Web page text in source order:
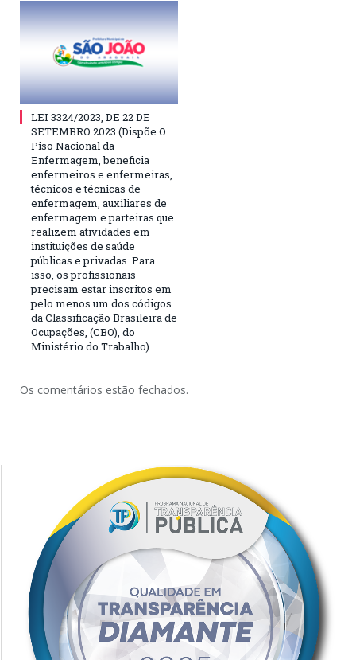
LEI 3324/2023, DE 22 DE
SETEMBRO 2023 (Dispõe O
Piso Nacional da
Enfermagem, beneficia
enfermeiros e enfermeiras,
técnicos e técnicas de
enfermagem, auxiliares de
enfermagem e parteiras que
realizem atividades em
instituições de saúde
públicas e privadas. Para
isso, os profissionais
precisam estar inscritos em
pelo menos um dos códigos
da Classificação Brasileira de
Ocupações, (CBO), do
Ministério do Trabalho)
Os comentários estão fechados.